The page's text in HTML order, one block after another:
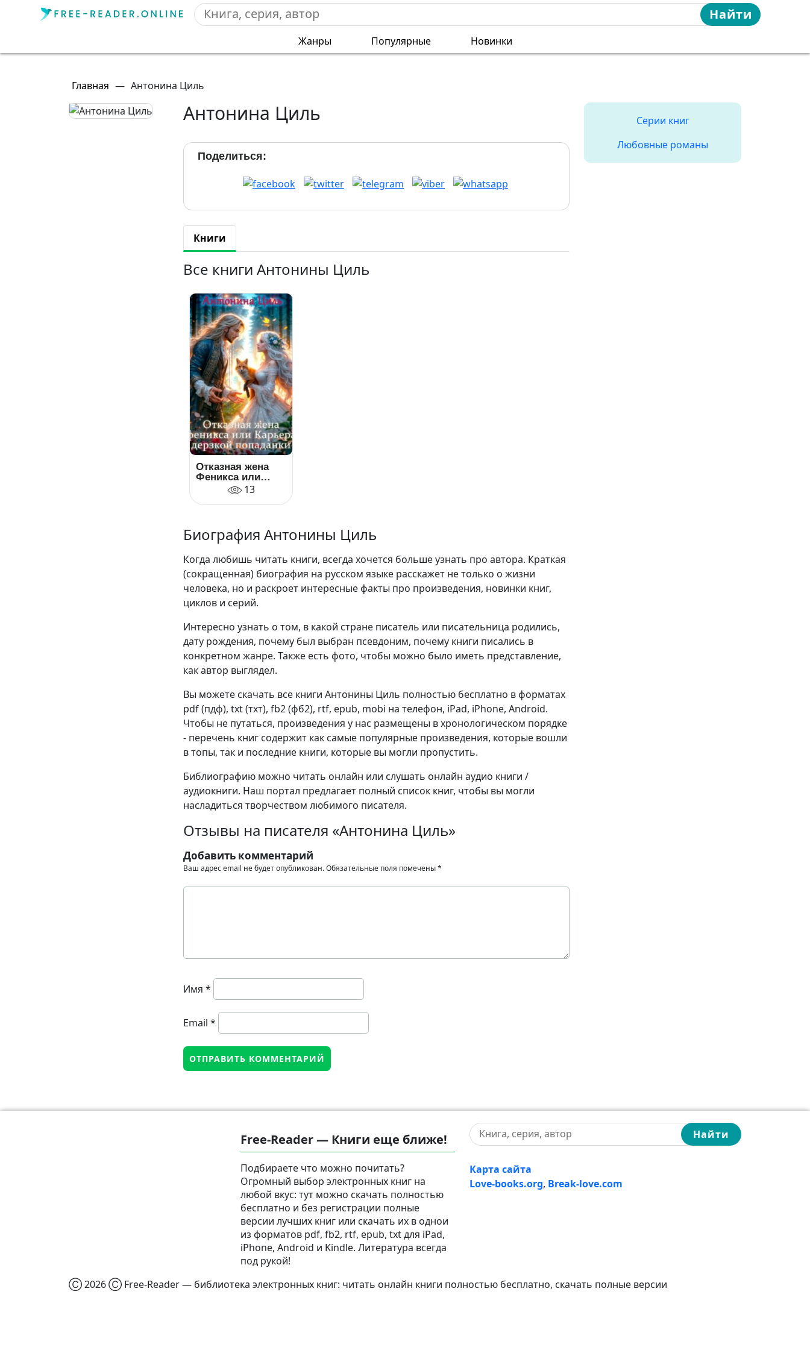
Найти
Жанры Популярные Новинки
Главная — Антонина Циль
Антонина Циль
Поделиться:
Книги
Все книги Антонины Циль
Отказная жена
Феникса или
Карьера дерзкой
попаданки
13
Биография Антонины Циль
Когда любишь читать книги, всегда хочется больше узнать про автора. Краткая
(сокращенная) биография на русском языке расскажет не только о жизни
человека, но и раскроет интересные факты про произведения, новинки книг,
циклов и серий.
Интересно узнать о том, в какой стране писатель или писательница родились,
дату рождения, почему был выбран псевдоним, почему книги писались в
конкретном жанре. Также есть фото, чтобы можно было иметь представление,
как автор выглядел.
Вы можете скачать все книги Антонины Циль полностью бесплатно в форматах
pdf (пдф), txt (тхт), fb2 (фб2), rtf, epub, mobi на телефон, iPad, iPhone, Android.
Чтобы не путаться, произведения у нас размещены в хронологическом порядке
- перечень книг содержит как самые популярные произведения, которые вошли
в топы, так и последние книги, которые вы могли пропустить.
Библиографию можно читать онлайн или слушать онлайн аудио книги /
аудиокниги. Наш портал предлагает полный список книг, чтобы вы могли
насладиться творчеством любимого писателя.
Отзывы на писателя «Антонина Циль»
Добавить комментарий
Ваш адрес email не будет опубликован.Обязательные поля помечены*
Имя *
Email *
Серии книг
Любовные романы
Free-Reader — Книги еще ближе!
Подбираете что можно почитать?
Огромный выбор электронных книг на
любой вкус: тут можно скачать полностью
бесплатно и без регистрации полные
версии лучших книг или скачать их в однои
из форматов pdf, fb2, rtf, epub, txt для iPad,
iPhone, Android и Kindle. Литература всегда
под рукой!
Найти
Карта сайта
Love-books.org, Break-love.com
Ⓒ 2026 Ⓒ Free-Reader — библиотека электронных книг: читать онлайн книги полностью бесплатно, скачать полные версии